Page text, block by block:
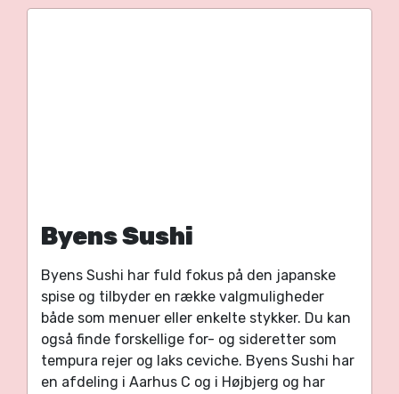
Byens Sushi
Byens Sushi har fuld fokus på den japanske
spise og tilbyder en række valgmuligheder
både som menuer eller enkelte stykker. Du kan
også finde forskellige for- og sideretter som
tempura rejer og laks ceviche. Byens Sushi har
en afdeling i Aarhus C og i Højbjerg og har